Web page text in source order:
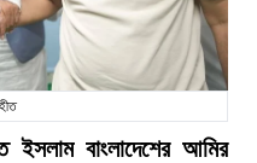
ইসলাম বাংলাদেশের আমির